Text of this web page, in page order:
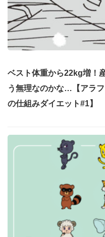
ベスト体重から22kg増！
う無理なのかな…【アラ
の仕組みダイエット#1】